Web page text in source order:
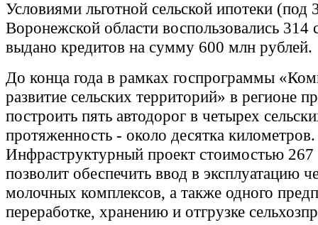
Условиями льготной сельской ипотеки (под
Воронежской области воспользовались
выдано кредитов на сумму 600 млн рублей.
До конца года в рамках госпрограммы
развитие сельских территорий» в регионе
построить пять автодорог в четырех
протяженность - около десятка километров.
Инфраструктурный проект стоимостью
позволит обеспечить ввод в эксплуатацию
молочных комплексов, а также одного
переработке, хранению и отгрузке